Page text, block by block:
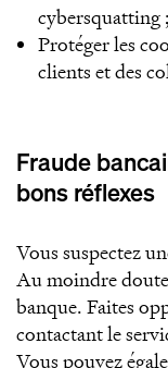
cybersquatting ;
Protéger les
clients et des
Fraude
bons réflexes
Vous suspectez
Au moindre
banque. Faites
contactant le
Vous pouvez